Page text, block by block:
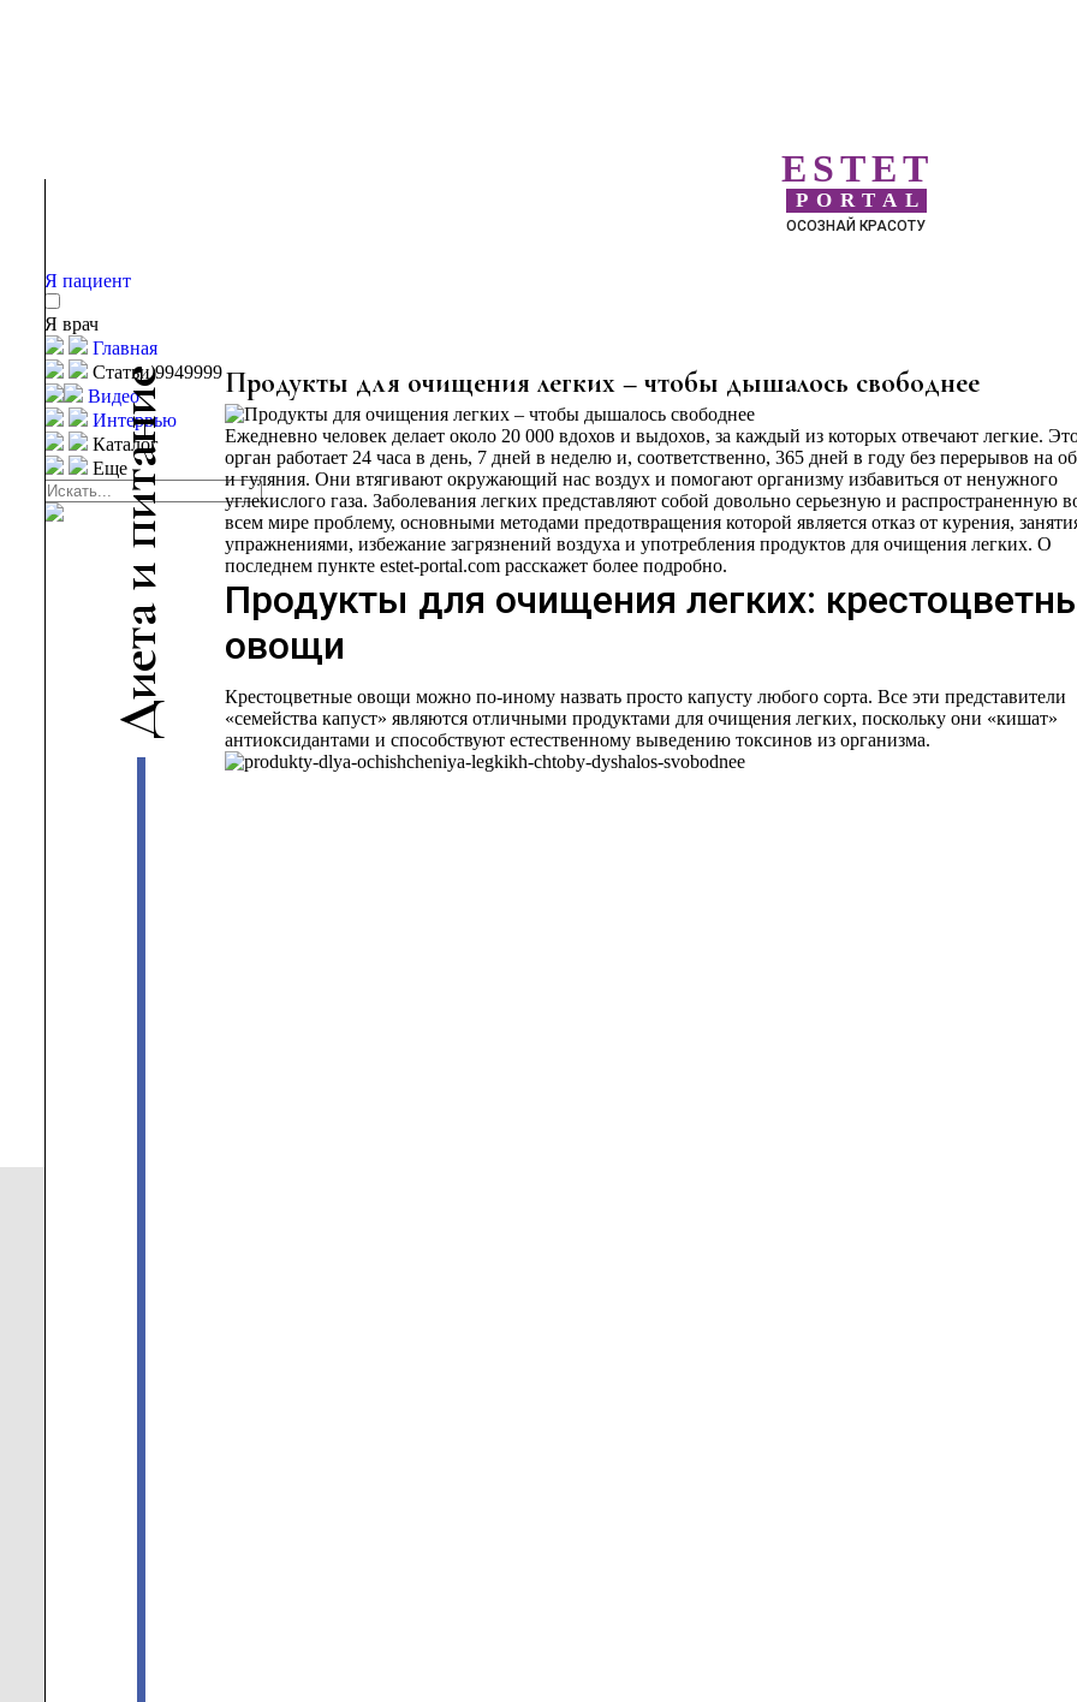
ESTET
PORTAL
ОСОЗНАЙ КРАСОТУ
Я пациент
Я врач
Главная
Статьи 9949999
Видео
Интервью
Каталог
Еще
Д
и
е
т
а
и
п
и
т
а
н
и
е Продукты для очищения легких – чтобы дышалось свободнее
Ежедневно человек делает около 20 000 вдохов и выдохов, за каждый из которых отвечают легкие.
орган работает 24 часа в день, 7 дней в неделю и, соответственно, 365 дней в году без перерывов на
и гуляния. Они втягивают окружающий нас воздух и помогают организму избавиться от ненужного
углекислого газа. Заболевания легких представляют собой довольно серьезную и распространенную
всем мире проблему, основными методами предотвращения которой является отказ от курения,
упражнениями, избежание загрязнений воздуха и употребления продуктов для очищения легких. О
последнем пункте estet-portal.com расскажет более подробно.
Продукты для очищения легких:
овощи
Крестоцветные овощи можно по-иному назвать просто капусту любого сорта. Все эти представители
«семейства капуст» являются отличными продуктами для очищения легких, поскольку они «кишат»
антиоксидантами и способствуют естественному выведению токсинов из организма.